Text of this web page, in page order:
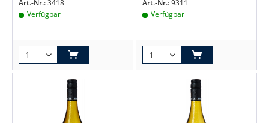
Art.-Nr.:3418
Verfügbar
Art.-Nr.:9311
Verfügbar